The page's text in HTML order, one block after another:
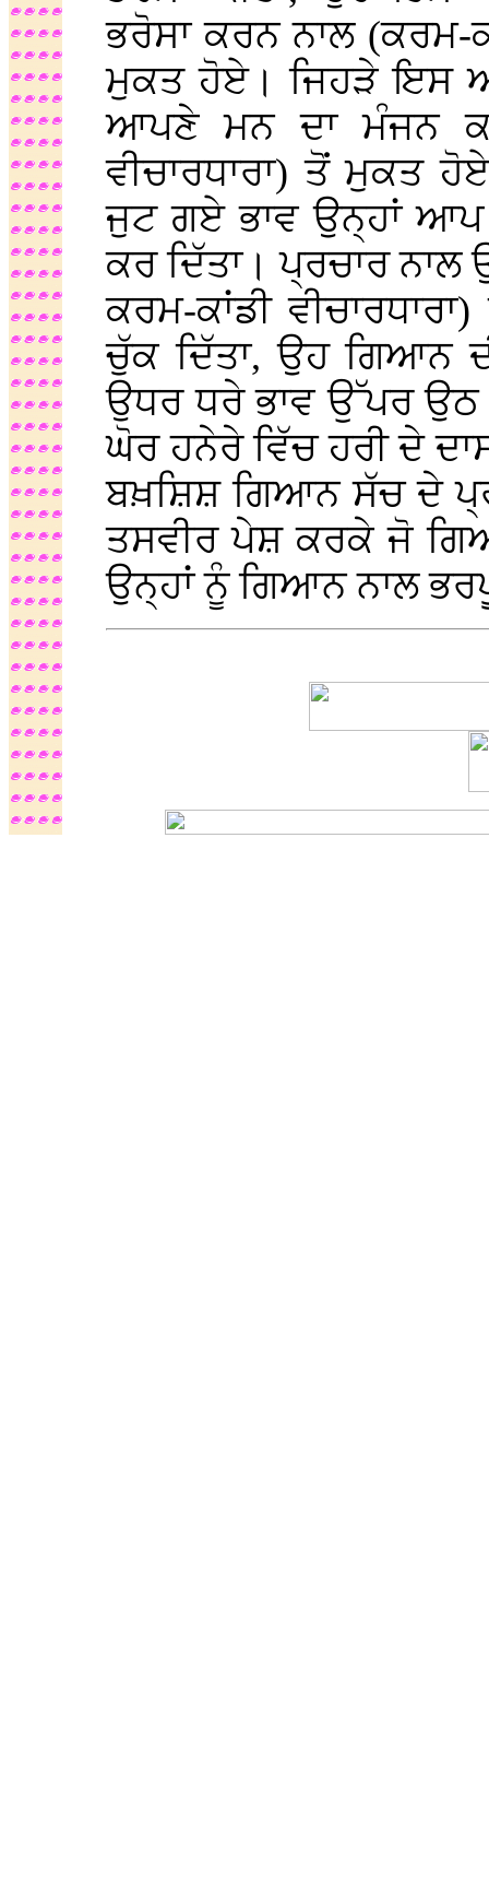
ਭਰੋਸਾ ਕਰਨ ਨਾਲ (ਕਰਮ-
ਮੁਕਤ ਹੋਏ। ਜਿਹੜੇ ਇਸ
ਆਪਣੇ ਮਨ ਦਾ ਮੰਜਨ
ਵੀਚਾਰਧਾਰਾ) ਤੋਂ ਮੁਕਤ
ਜੁਟ ਗਏ ਭਾਵ ਉਨ੍ਹਾਂ
ਕਰ ਦਿੱਤਾ। ਪ੍ਰਚਾਰ ਨਾਲ
ਕਰਮ-ਕਾਂਡੀ
ਚੁੱਕ ਦਿੱਤਾ, ਉਹ ਗਿਆਨ
ਉਧਰ ਧਰੇ ਭਾਵ ਉੱਪਰ
ਘੋਰ ਹਨੇਰੇ ਵਿੱਚ ਹਰੀ ਦੇ
ਬਖ਼ਸ਼ਿਸ਼ ਗਿਆਨ ਸੱਚ ਦੇ
ਤਸਵੀਰ ਪੇਸ਼ ਕਰਕੇ ਜੋ
ਉਨ੍ਹਾਂ ਨੂੰ ਗਿਆਨ ਨਾਲ